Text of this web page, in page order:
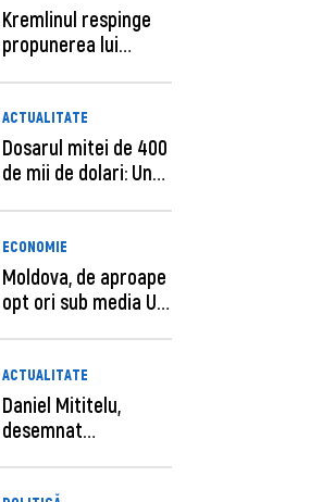
Kremlinul respinge
propunerea lui
ACTUALITATE
Dosarul mitei de 400
de mii de dolari: Un
ECONOMIE
Moldova, de aproape
opt ori sub media UE
ACTUALITATE
Daniel Mititelu,
desemnat